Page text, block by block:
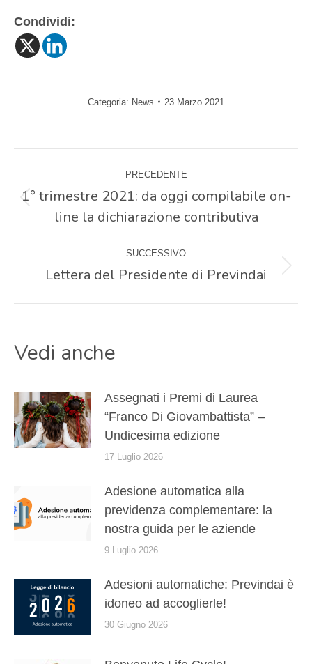
Condividi:
Categoria: News 23 Marzo 2021
tra
post
PRECEDENTE
Post
precedente:
1° trimestre 2021: da oggi compilabile on-
line la dichiarazione contributiva
SUCCESSIVO
Prossimo
Lettera del Presidente di Previndai
Vedi anche
Assegnati i Premi di Laurea
“Franco Di Giovambattista” –
Undicesima edizione
17 Luglio 2026
Adesione automatica alla
previdenza complementare: la
nostra guida per le aziende
9 Luglio 2026
Adesioni automatiche: Previndai è
idoneo ad accoglierle!
30 Giugno 2026